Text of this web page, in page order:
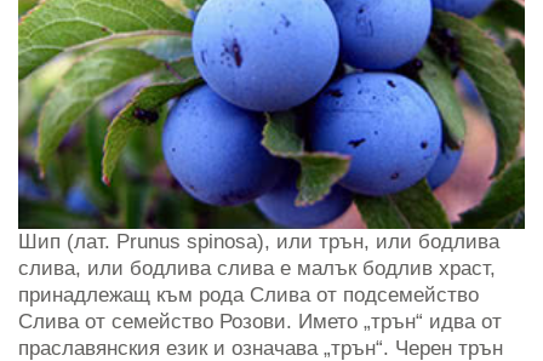
Шип (лат. Prunus spinosa), или трън, или бодлива
слива, или бодлива слива е малък бодлив храст,
принадлежащ към рода Слива от подсемейство
Слива от семейство Розови. Името „трън“ идва от
праславянския език и означава „трън“. Черен трън